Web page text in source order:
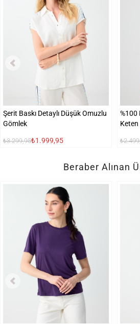
Şerit Baskı Detaylı Düşük Omuzlu
Gömlek
₺3.299,95₺1.999,95
%100
Beraber Alınan